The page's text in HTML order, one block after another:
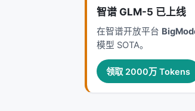
引、脱敏、可回滚
询、异步重排 | | 质量
| 安全 | 开放检索是否
从摘要到实现的鸿沟
论文摘要往往强调最
智谱 GLM-5 已上线
在智谱开放平台
模型 SOTA。
领取 2000万 Tokens